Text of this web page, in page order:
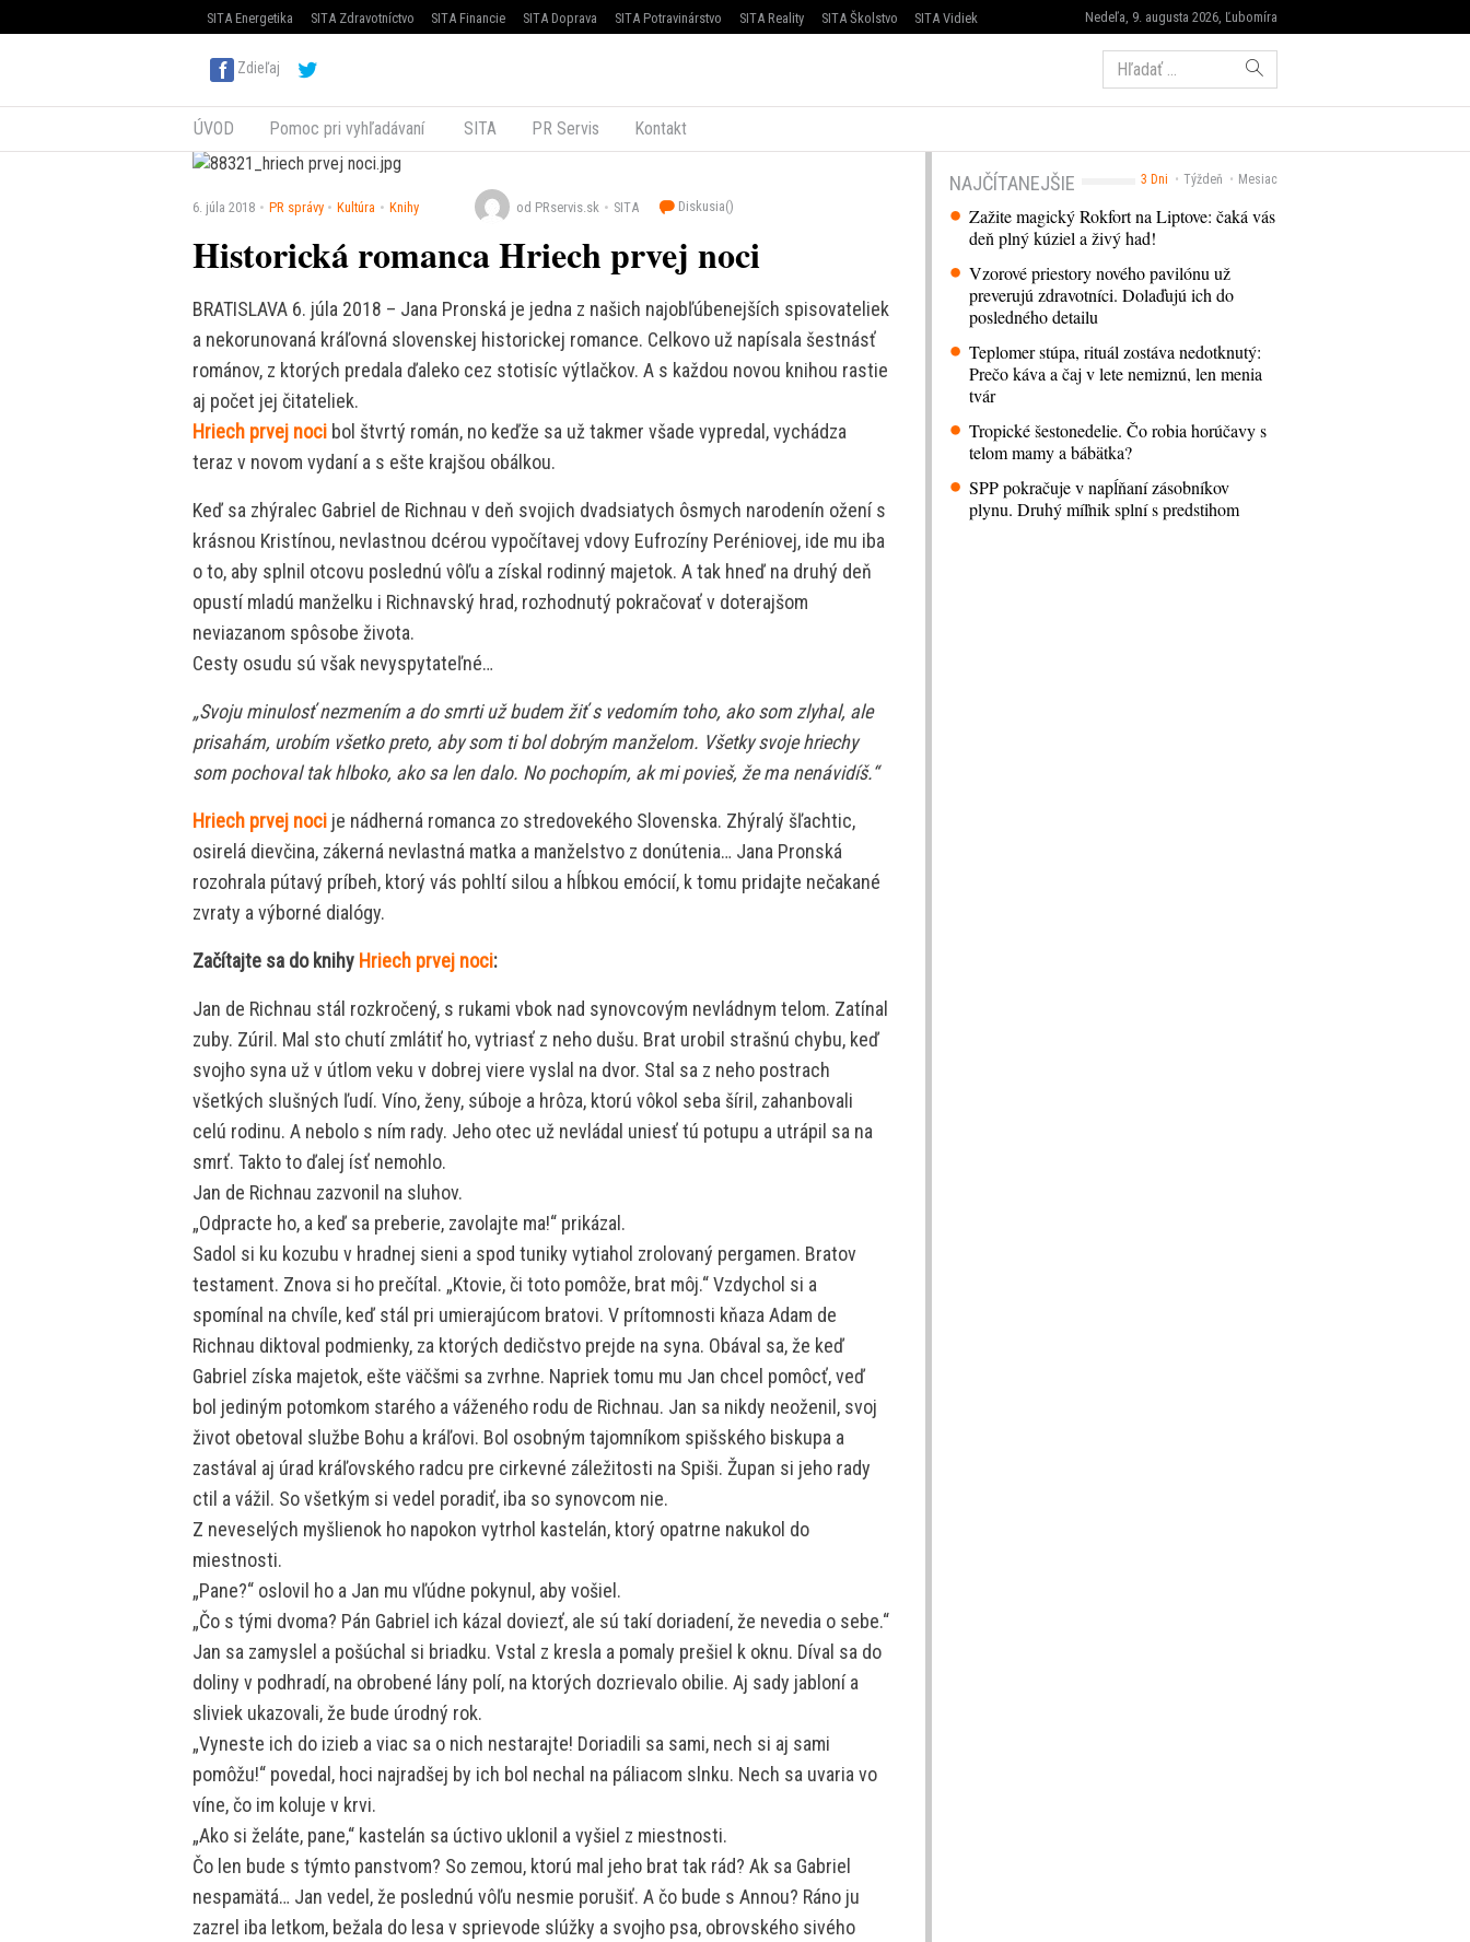
Nedeľa, 9. augusta 2026, Ľubomíra
SITA Energetika SITA Zdravotníctvo SITA Financie SITA Doprava SITA Potravinárstvo SITA Reality SITA Školstvo SITA Vidiek
Zdieľaj Hľadať:
ÚVOD Pomoc pri vyhľadávaní SITA PR Servis Kontakt
6. júla 2018 PR správy Kultúra Knihy od PRservis.sk SITA Diskusia()
Historická romanca Hriech prvej noci
BRATISLAVA 6. júla 2018 – Jana Pronská je jedna z našich najobľúbenejších spisovateliek
a nekorunovaná kráľovná slovenskej historickej romance. Celkovo už napísala šestnásť
románov, z ktorých predala ďaleko cez stotisíc výtlačkov. A s každou novou knihou rastie
aj počet jej čitateliek.
Hriech prvej noci bol štvrtý román, no keďže sa už takmer všade vypredal, vychádza
teraz v novom vydaní a s ešte krajšou obálkou.
Keď sa zhýralec Gabriel de Richnau v deň svojich dvadsiatych ôsmych narodenín ožení s
krásnou Kristínou, nevlastnou dcérou vypočítavej vdovy Eufrozíny Peréniovej, ide mu iba
o to, aby splnil otcovu poslednú vôľu a získal rodinný majetok. A tak hneď na druhý deň
opustí mladú manželku i Richnavský hrad, rozhodnutý pokračovať v doterajšom
neviazanom spôsobe života.
Cesty osudu sú však nevyspytateľné…
„Svoju minulosť nezmením a do smrti už budem žiť s vedomím toho, ako som zlyhal, ale
prisahám, urobím všetko preto, aby som ti bol dobrým manželom. Všetky svoje hriechy
som pochoval tak hlboko, ako sa len dalo. No pochopím, ak mi povieš, že ma nenávidíš.“
Hriech prvej noci je nádherná romanca zo stredovekého Slovenska. Zhýralý šľachtic,
osirelá dievčina, zákerná nevlastná matka a manželstvo z donútenia… Jana Pronská
rozohrala pútavý príbeh, ktorý vás pohltí silou a hĺbkou emócií, k tomu pridajte nečakané
zvraty a výborné dialógy.
Začítajte sa do knihy Hriech prvej noci:
Jan de Richnau stál rozkročený, s rukami vbok nad synovcovým nevládnym telom. Zatínal
zuby. Zúril. Mal sto chutí zmlátiť ho, vytriasť z neho dušu. Brat urobil strašnú chybu, keď
svojho syna už v útlom veku v dobrej viere vyslal na dvor. Stal sa z neho postrach
všetkých slušných ľudí. Víno, ženy, súboje a hrôza, ktorú vôkol seba šíril, zahanbovali
celú rodinu. A nebolo s ním rady. Jeho otec už nevládal uniesť tú potupu a utrápil sa na
smrť. Takto to ďalej ísť nemohlo.
Jan de Richnau zazvonil na sluhov.
„Odpracte ho, a keď sa preberie, zavolajte ma!“ prikázal.
Sadol si ku kozubu v hradnej sieni a spod tuniky vytiahol zrolovaný pergamen. Bratov
testament. Znova si ho prečítal. „Ktovie, či toto pomôže, brat môj.“ Vzdychol si a
spomínal na chvíle, keď stál pri umierajúcom bratovi. V prítomnosti kňaza Adam de
Richnau diktoval podmienky, za ktorých dedičstvo prejde na syna. Obával sa, že keď
Gabriel získa majetok, ešte väčšmi sa zvrhne. Napriek tomu mu Jan chcel pomôcť, veď
bol jediným potomkom starého a váženého rodu de Richnau. Jan sa nikdy neoženil, svoj
život obetoval službe Bohu a kráľovi. Bol osobným tajomníkom spišského biskupa a
zastával aj úrad kráľovského radcu pre cirkevné záležitosti na Spiši. Župan si jeho rady
ctil a vážil. So všetkým si vedel poradiť, iba so synovcom nie.
Z neveselých myšlienok ho napokon vytrhol kastelán, ktorý opatrne nakukol do
miestnosti.
„Pane?“ oslovil ho a Jan mu vľúdne pokynul, aby vošiel.
„Čo s tými dvoma? Pán Gabriel ich kázal doviezť, ale sú takí doriadení, že nevedia o sebe.“
Jan sa zamyslel a pošúchal si briadku. Vstal z kresla a pomaly prešiel k oknu. Díval sa do
doliny v podhradí, na obrobené lány polí, na ktorých dozrievalo obilie. Aj sady jabloní a
sliviek ukazovali, že bude úrodný rok.
„Vyneste ich do izieb a viac sa o nich nestarajte! Doriadili sa sami, nech si aj sami
pomôžu!“ povedal, hoci najradšej by ich bol nechal na páliacom slnku. Nech sa uvaria vo
víne, čo im koluje v krvi.
„Ako si želáte, pane,“ kastelán sa úctivo uklonil a vyšiel z miestnosti.
Čo len bude s týmto panstvom? So zemou, ktorú mal jeho brat tak rád? Ak sa Gabriel
nespamätá… Jan vedel, že poslednú vôľu nesmie porušiť. A čo bude s Annou? Ráno ju
zazrel iba letkom, bežala do lesa v sprievode slúžky a svojho psa, obrovského sivého
3 Dni Týždeň Mesiac
NAJČÍTANEJŠIE
Zažite magický Rokfort na Liptove: čaká vás
deň plný kúziel a živý had!
Vzorové priestory nového pavilónu už
preverujú zdravotníci. Dolaďujú ich do
posledného detailu
Teplomer stúpa, rituál zostáva nedotknutý:
Prečo káva a čaj v lete nemiznú, len menia
tvár
Tropické šestonedelie. Čo robia horúčavy s
telom mamy a bábätka?
SPP pokračuje v napĺňaní zásobníkov
plynu. Druhý míľnik splní s predstihom